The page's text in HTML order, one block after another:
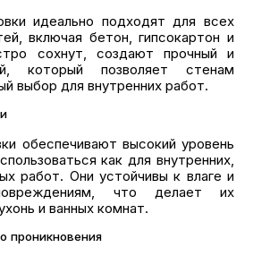
идеально подходят для всех
включая бетон, гипсокартон и
сохнут, создают прочный и
который позволяет стенам
выбор для внутренних работ.
обеспечивают высокий уровень
как для внутренних,
работ. Они устойчивы к влаге и
что делает их
и ванных комнат.
проникновения